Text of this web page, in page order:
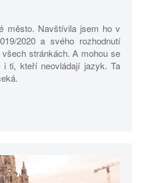
město. Navštívila jsem ho v
2020 a svého rozhodnutí
stránkách. A mohou se
i ti, kteří neovládají jazyk. Ta